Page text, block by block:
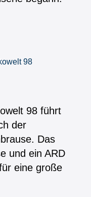
98
98 führt
der
Das
und ein ARD
eine große